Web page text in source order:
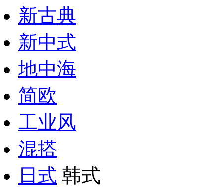
新古典
新中式
地中海
简欧
工业风
混搭
日式 韩式